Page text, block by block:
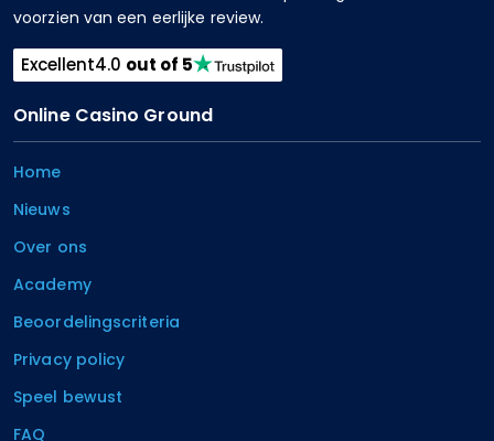
voorzien van een eerlijke review.
Excellent4.0 out of 5
Online Casino Ground
Home
Nieuws
Over ons
Academy
Beoordelingscriteria
Privacy policy
Speel bewust
FAQ